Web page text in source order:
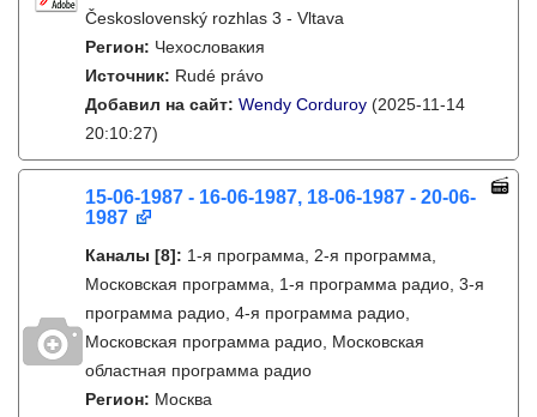
Československý rozhlas 3 - Vltava
Регион: Чехословакия
Источник: Rudé právo
Добавил на сайт: Wendy Corduroy (2025-11-14
20:10:27)
15-06-1987 - 16-06-1987, 18-06-1987 - 20-06-
1987
Каналы [8]: 1-я программа, 2-я программа,
Московская программа, 1-я программа радио, 3-я
программа радио, 4-я программа радио,
Московская программа радио, Московская
областная программа радио
Регион: Москва